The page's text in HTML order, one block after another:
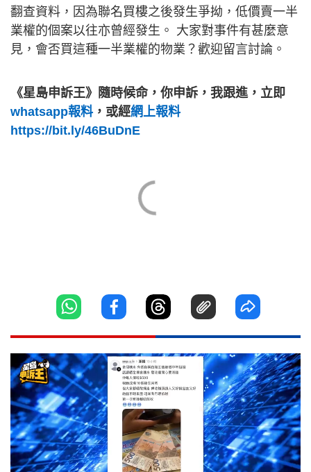
翻查資料，因為聯名買樓之後發生爭拗，低價賣一半
業權的個案以往亦曾經發生。 大家對事件有甚麼意
見，會否買這種一半業權的物業？歡迎留言討論。
《星島申訴王》隨時候命，你申訴，我跟進，立即
whatsapp報料，或經網上報料
https://bit.ly/46BuDnE